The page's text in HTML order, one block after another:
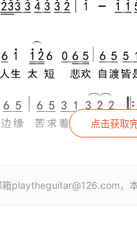
点击获取
playtheguitar@126.com，本